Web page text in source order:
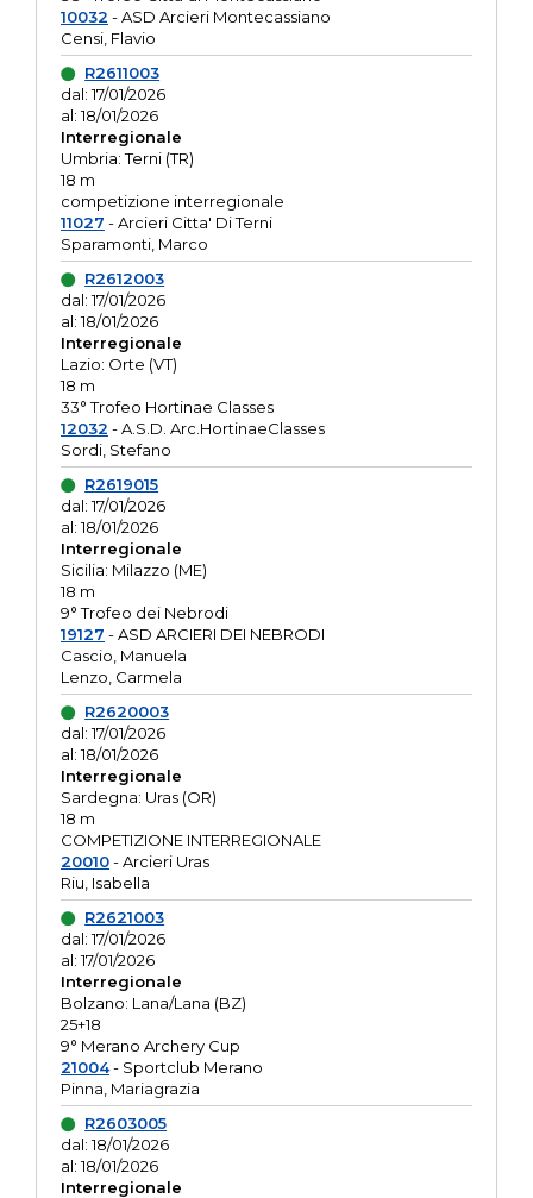
10032 - ASD Arcieri Montecassiano
Censi, Flavio
R2611003
dal: 17/01/2026
al: 18/01/2026
Interregionale
Umbria: Terni (TR)
18 m
competizione interregionale
11027 - Arcieri Citta' Di Terni
Sparamonti, Marco
R2612003
dal: 17/01/2026
al: 18/01/2026
Interregionale
Lazio: Orte (VT)
18 m
33° Trofeo Hortinae Classes
12032 - A.S.D. Arc.HortinaeClasses
Sordi, Stefano
R2619015
dal: 17/01/2026
al: 18/01/2026
Interregionale
Sicilia: Milazzo (ME)
18 m
9° Trofeo dei Nebrodi
19127 - ASD ARCIERI DEI NEBRODI
Cascio, Manuela
Lenzo, Carmela
R2620003
dal: 17/01/2026
al: 18/01/2026
Interregionale
Sardegna: Uras (OR)
18 m
COMPETIZIONE INTERREGIONALE
20010- Arcieri Uras
Riu, Isabella
R2621003
dal: 17/01/2026
al: 17/01/2026
Interregionale
Bolzano: Lana/Lana (BZ)
25+18
9° Merano Archery Cup
21004- Sportclub Merano
Pinna, Mariagrazia
R2603005
dal: 18/01/2026
al: 18/01/2026
Interregionale